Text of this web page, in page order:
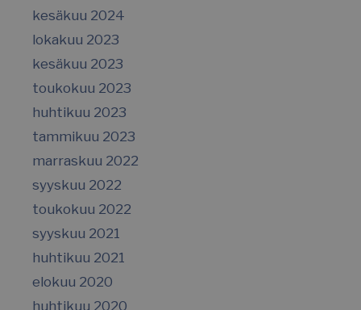
kesäkuu 2024
lokakuu 2023
kesäkuu 2023
toukokuu 2023
huhtikuu 2023
tammikuu 2023
marraskuu 2022
syyskuu 2022
toukokuu 2022
syyskuu 2021
huhtikuu 2021
elokuu 2020
huhtikuu 2020
VISITOR_PRIVACY_METADATA